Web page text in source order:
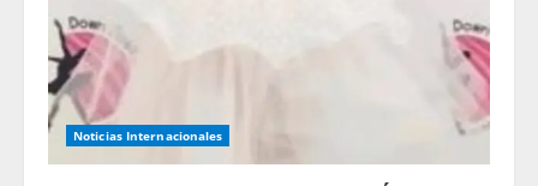
i
n
g Noticias Internacionales